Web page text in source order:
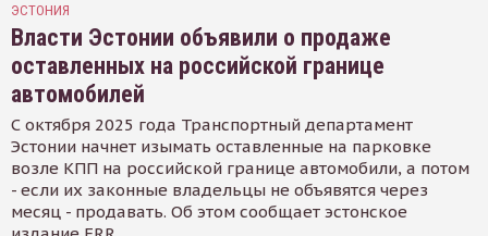
ЭСТОНИЯ
Власти Эстонии объявили о продаже
оставленных на российской границе
автомобилей
С октября 2025 года Транспортный департамент
Эстонии начнет изымать оставленные на парковке
возле КПП на российской границе автомобили, а потом
- если их законные владельцы не объявятся через
месяц - продавать. Об этом сообщает эстонское